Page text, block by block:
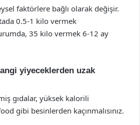
faktörlere bağlı olarak değişir.
0.5-1 kilo vermek
35 kilo vermek 6-12 ay
yiyeceklerden uzak
gıdalar, yüksek kalorili
gibi besinlerden kaçınmalısınız.